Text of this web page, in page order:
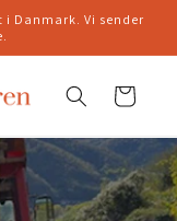
Danmark. Vi sender
Indkøbskurv